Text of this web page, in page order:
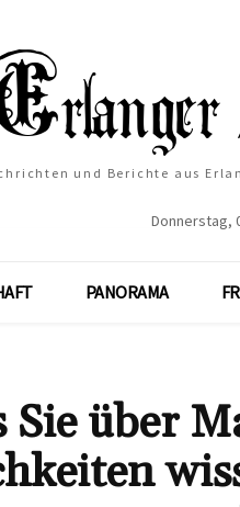
und Berichte aus
Donnerstag,
PANORAMA
Sie über